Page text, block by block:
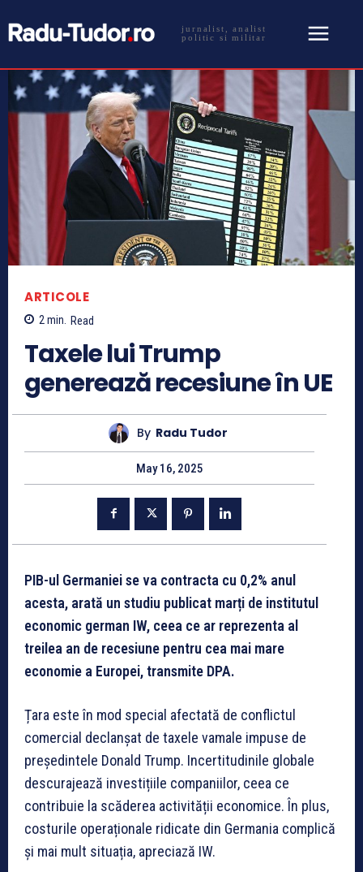
jurnalist, analist
politic si militar
ARTICOLE
2min. Read
Taxele lui Trump
generează recesiune în UE
By Radu Tudor
May 16, 2025
PIB-ul Germaniei se va contracta cu 0,2% anul
acesta, arată un studiu publicat marți de institutul
economic german IW, ceea ce ar reprezenta al
treilea an de recesiune pentru cea mai mare
economie a Europei, transmite DPA.
Țara este în mod special afectată de conflictul
comercial declanșat de taxele vamale impuse de
președintele Donald Trump. Incertitudinile globale
descurajează investițiile companiilor, ceea ce
contribuie la scăderea activității economice. În plus,
costurile operaționale ridicate din Germania complică
și mai mult situația, apreciază IW.